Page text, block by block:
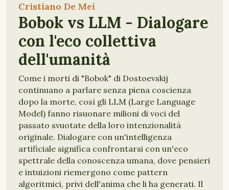
Cristiano De Mei
Bobok vs LLM - Dialogare
con l'eco collettiva
dell'umanità
Come i morti di "Bobok" di Dostoevskij
continuano a parlare senza piena coscienza
dopo la morte, così gli LLM (Large Language
Model) fanno risuonare milioni di voci del
passato svuotate della loro intenzionalità
originale. Dialogare con un'intelligenza
artificiale significa confrontarsi con un'eco
spettrale della conoscenza umana, dove pensieri
e intuizioni riemergono come pattern
algoritmici, privi dell'anima che li ha generati. Il